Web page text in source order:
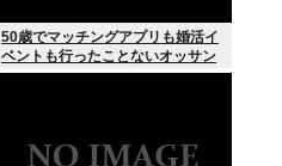
50歳でマッチングアプリも婚活イ
ベントも行ったことないオッサン
だが